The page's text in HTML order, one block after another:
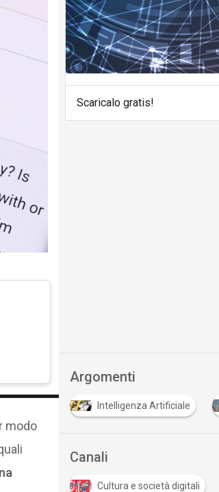
modo
Scaricalo gratis!
Argomenti
Intelligenza Artificiale
Canali
Cultura e società digitali